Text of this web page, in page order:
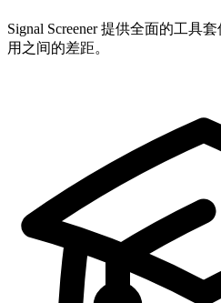
Signal Screener 提供全面的工具
用之间的差距。